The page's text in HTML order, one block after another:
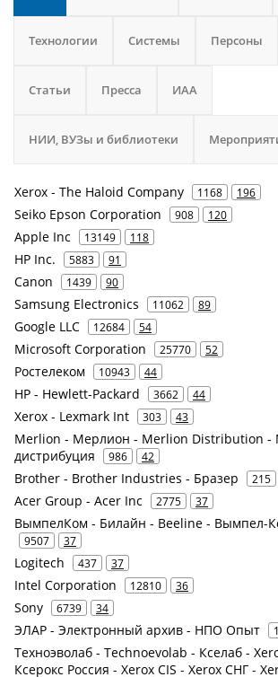
Технологии Системы Персоны
Статьи Пресса ИАА
НИИ, ВУЗы и библиотеки
Xerox - The Haloid Company 1168 196
Seiko Epson Corporation 908 120
Apple Inc 13149 118
HP Inc. 5883 91
Canon 1439 90
Samsung Electronics 11062 89
Google LLC 12684 54
Microsoft Corporation 25770 52
Ростелеком 10943 44
HP - Hewlett-Packard 3662 44
Xerox - Lexmark Int 303 43
Merlion - Мерлион - Merlion Distribution -
дистрибуция
986 42
Brother - Brother Industries - Бразер 215
Acer Group - Acer Inc 2775 37
ВымпелКом - Билайн - Beeline - Вымпел-
9507 37
Logitech 437 37
Intel Corporation 12810 36
Sony 6739 34
ЭЛАР - Электронный архив - НПО Опыт
Техноэволаб - Technoevolab - Кселаб -
Ксерокс Россия - Xerox CIS - Xerox СНГ -